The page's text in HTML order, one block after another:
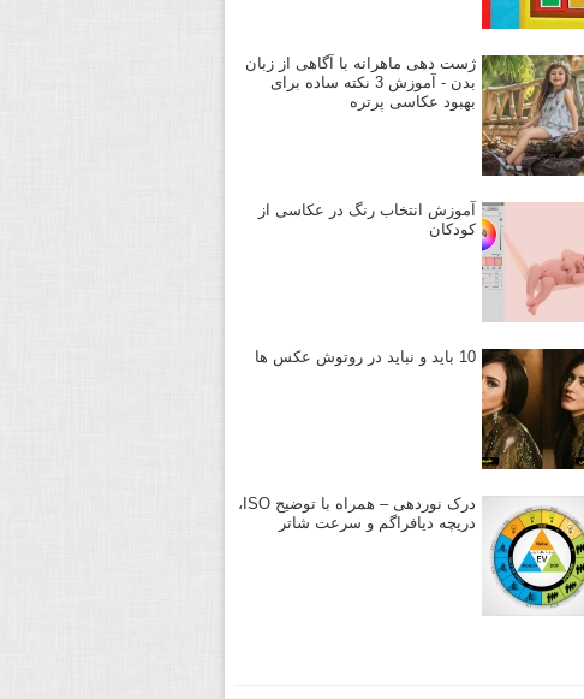
ژست دهی ماهرانه با آگاهی از زبان
بدن - آموزش 3 نکته ساده برای
بهبود عکاسی پرتره
آموزش انتخاب رنگ در عکاسی از
کودکان
10 باید و نباید در روتوش عکس ها
درک نوردهی – همراه با توضیح ISO،
دریچه دیافراگم و سرعت شاتر